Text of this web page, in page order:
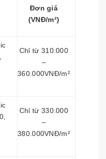
Đơn giá
(VNĐ/m²)
Chỉ từ 310.000
–
360.000VNĐ/m²
Chỉ từ 330.000
–
380.000VNĐ/m²